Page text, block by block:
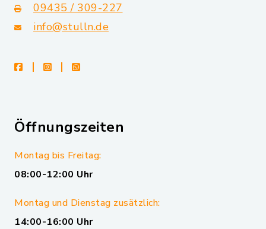
09435 / 309-227
info@stulln.de
facebookinstagramwhatsapp
Öffnungszeiten
Montag bis Freitag:
08:00-12:00 Uhr
Montag und Dienstag zusätzlich:
14:00-16:00 Uhr